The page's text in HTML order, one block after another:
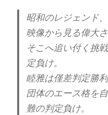
昭和のレジェンド
映像から見る偉大さ
そこへ追い付く挑
定負け。
睦雅は僅差判定勝利
団体のエース格を
難の判定負け。